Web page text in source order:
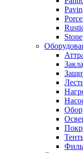
Stone